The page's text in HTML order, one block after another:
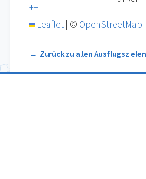
+−
Leaflet | © OpenStreetMap
Zurück zu allen Ausflugszielen